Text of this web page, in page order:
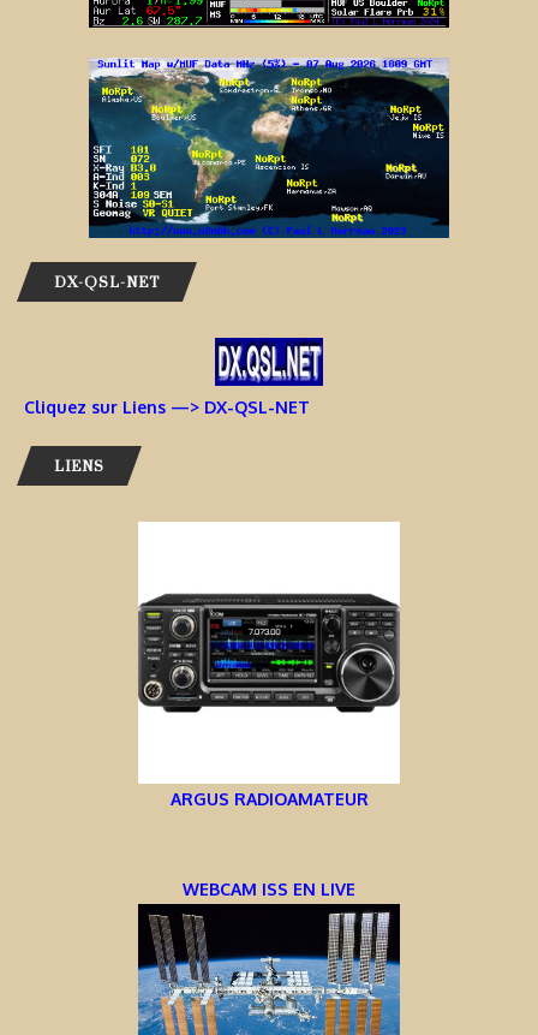
DX-QSL-NET
Cliquez sur Liens —> DX-QSL-NET
LIENS
ARGUS RADIOAMATEUR
WEBCAM ISS EN LIVE